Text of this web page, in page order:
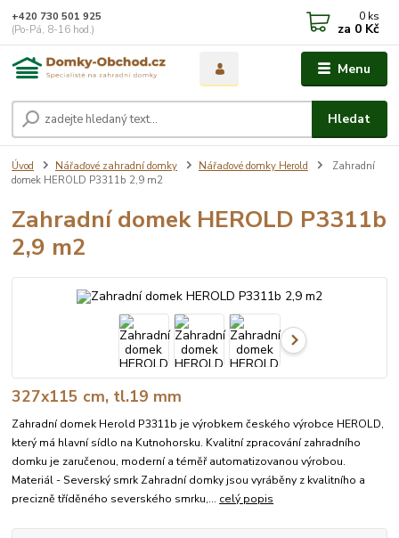
Menu
Hledat
+420 730 501 925
(Po-Pá, 8-16 hod.)
0 ks
za 0 Kč
Úvod Nářaďové zahradní domky Nářaďové domky Herold
Zahradní
domek HEROLD P3311b 2,9 m2
Zahradní domek HEROLD P3311b
2,9 m2
327x115 cm, tl.19 mm
Zahradní domek Herold P3311b je výrobkem českého výrobce HEROLD,
který má hlavní sídlo na Kutnohorsku. Kvalitní zpracování zahradního
domku je zaručenou, moderní a téměř automatizovanou výrobou.
Materiál - Severský smrk Zahradní domky jsou vyráběny z kvalitního a
precizně tříděného severského smrku,... celý popis